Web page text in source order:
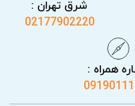
شرق تهران :
02177902220
همراه :